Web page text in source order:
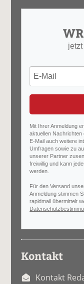
Mit Ihrer Anmeldung
aktuellen
E-Mail auch weitere
Umfragen sowie zu
unserer Partner
freiwillig und kann
werden.
Für den Versand
Anmeldung stimmen
rapidmail übermittelt
Kontakt
Kontakt